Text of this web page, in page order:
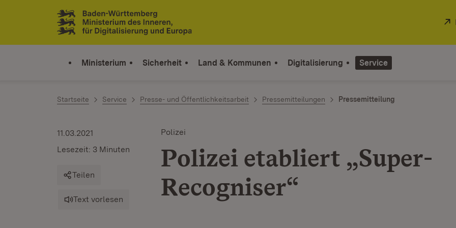
Zum Inhalt springen
Link zur Startseite
Ministerium Sicherheit Land & Kommunen Digitalisierung Service
Startseite Service Presse- und Öffentlichkeitsarbeit Pressemitteilungen Pressemitteilung
Polizei
Polizei etabliert „Super-
Recogniser“
11.03.2021
Lesezeit: 3 Minuten
Teilen
Text vorlesen